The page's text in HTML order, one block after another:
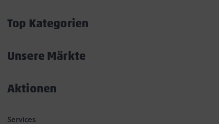
Top Kategorien
Unsere Märkte
Aktionen
Services